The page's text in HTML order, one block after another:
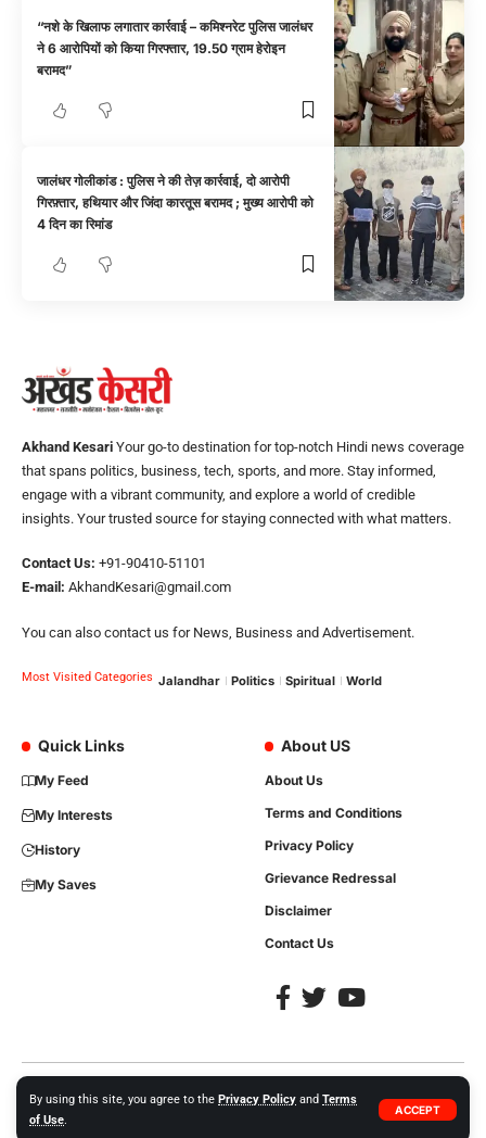
By using this site, you agree to the Privacy Policy and Terms
of Use.
ACCEPT
“नशे के खिलाफ लगातार कार्रवाई – कमिश्नरेट पुलिस जालंधर
ने 6 आरोपियों को किया गिरफ्तार, 19.50 ग्राम हेरोइन
बरामद”
जालंधर गोलीकांड : पुलिस ने की तेज़ कार्रवाई, दो आरोपी
गिरफ़्तार, हथियार और जिंदा कारतूस बरामद ; मुख्य आरोपी को
4 दिन का रिमांड
Akhand Kesari Your go-to destination for top-notch Hindi news coverage
that spans politics, business, tech, sports, and more. Stay informed,
engage with a vibrant community, and explore a world of credible
insights. Your trusted source for staying connected with what matters.
Contact Us: +91-90410-51101
E-mail: AkhandKesari@gmail.com
You can also contact us for News, Business and Advertisement.
Most Visited Categories Jalandhar Politics Spiritual World
Quick Links
My Feed
My Interests
History
My Saves
About US
About Us
Terms and Conditions
Privacy Policy
Grievance Redressal
Disclaimer
Contact Us
Copyright © 2023, All Rights are Reserved. Website Developed byiTree